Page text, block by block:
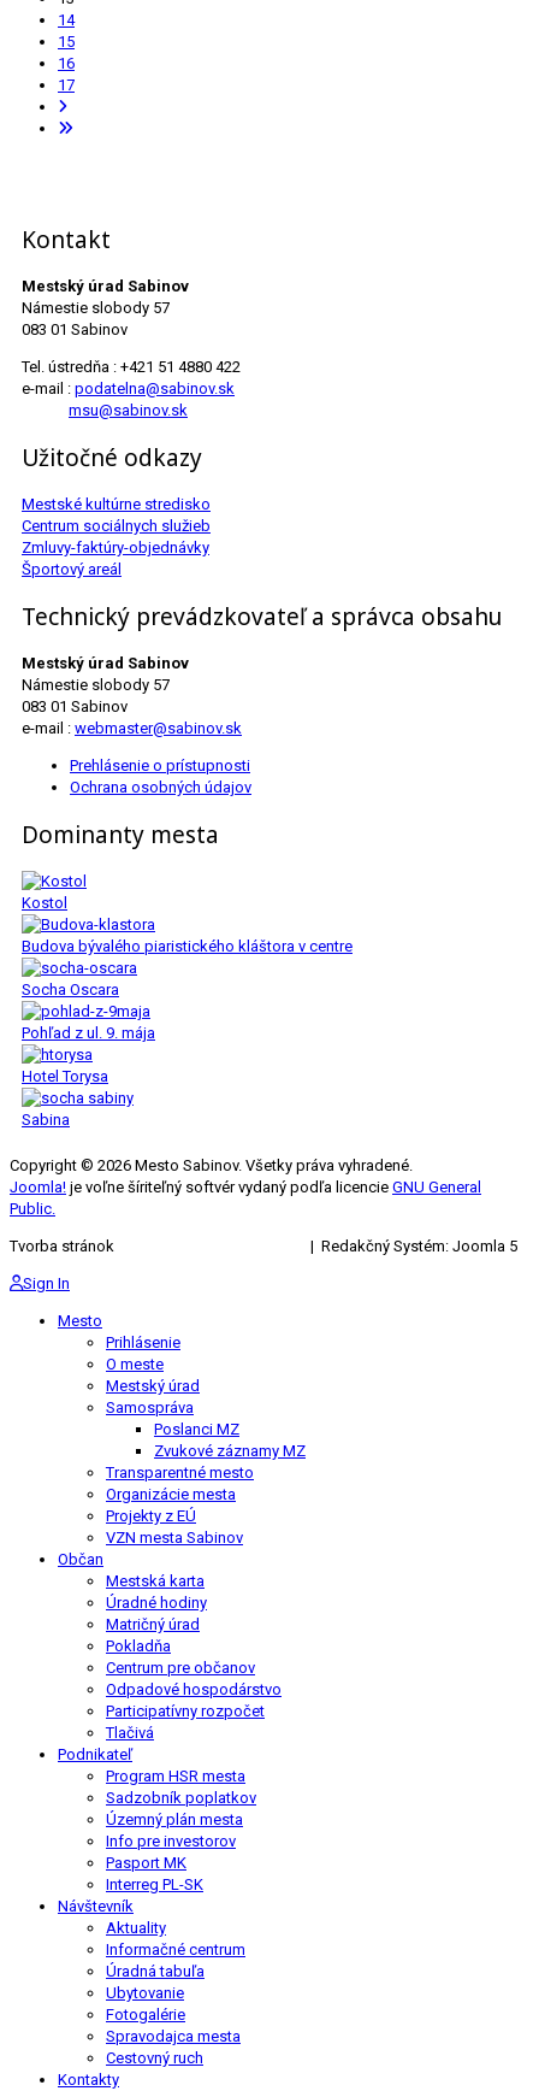
14
15
16
17
Kontakt
Mestský úrad Sabinov
Námestie slobody 57
083 01 Sabinov
Tel. ústredňa : +421 51 4880 422
e-mail : podatelna@sabinov.sk
msu@sabinov.sk
Užitočné odkazy
Mestské kultúrne stredisko
Centrum sociálnych služieb
Zmluvy-faktúry-objednávky
Športový areál
Technický prevádzkovateľ a správca obsahu
Mestský úrad Sabinov
Námestie slobody 57
083 01 Sabinov
e-mail : webmaster@sabinov.sk
Prehlásenie o prístupnosti
Ochrana osobných údajov
Dominanty mesta
Kostol
Budova bývalého piaristického kláštora v centre
Socha Oscara
Pohľad z ul. 9. mája
Hotel Torysa
Sabina
Copyright © 2026 Mesto Sabinov. Všetky práva vyhradené.
Joomla! je voľne šíriteľný softvér vydaný podľa licencie GNU General
Public.
Tvorba stránok | Redakčný Systém: Joomla 5
Sign In
Mesto
Prihlásenie
O meste
Mestský úrad
Samospráva
Poslanci MZ
Zvukové záznamy MZ
Transparentné mesto
Organizácie mesta
Projekty z EÚ
VZN mesta Sabinov
Občan
Mestská karta
Úradné hodiny
Matričný úrad
Pokladňa
Centrum pre občanov
Odpadové hospodárstvo
Participatívny rozpočet
Tlačivá
Podnikateľ
Program HSR mesta
Sadzobník poplatkov
Územný plán mesta
Info pre investorov
Pasport MK
Interreg PL-SK
Návštevník
Aktuality
Informačné centrum
Úradná tabuľa
Ubytovanie
Fotogalérie
Spravodajca mesta
Cestovný ruch
Kontakty